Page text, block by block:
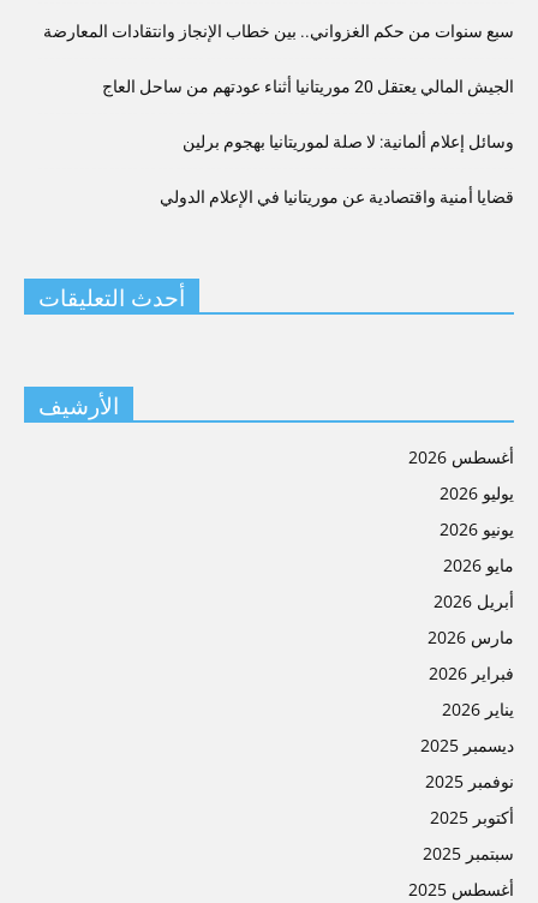
سبع سنوات من حكم الغزواني.. بين خطاب الإنجاز وانتقادات المعارضة
الجيش المالي يعتقل 20 موريتانيا أثناء عودتهم من ساحل العاج
وسائل إعلام ألمانية: لا صلة لموريتانيا بهجوم برلين
قضايا أمنية واقتصادية عن موريتانيا في الإعلام الدولي
أحدث التعليقات
الأرشيف
أغسطس 2026
يوليو 2026
يونيو 2026
مايو 2026
أبريل 2026
مارس 2026
فبراير 2026
يناير 2026
ديسمبر 2025
نوفمبر 2025
أكتوبر 2025
سبتمبر 2025
أغسطس 2025